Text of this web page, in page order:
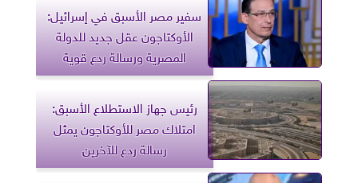
سفير مصر الأسبق في إسرائيل:
الأوكتاجون عقل جديد للدولة
المصرية ورسالة ردع قوية
رئيس جهاز الاستطلاع الأسبق:
امتلاك مصر للأوكتاجون يمثل
رسالة ردع للآخرين